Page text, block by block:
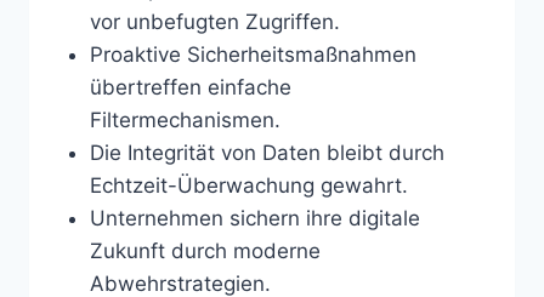
vor unbefugten Zugriffen.
Proaktive Sicherheitsmaßnahmen
übertreffen einfache
Filtermechanismen.
Die Integrität von Daten bleibt durch
Echtzeit-Überwachung gewahrt.
Unternehmen sichern ihre digitale
Zukunft durch moderne
Abwehrstrategien.